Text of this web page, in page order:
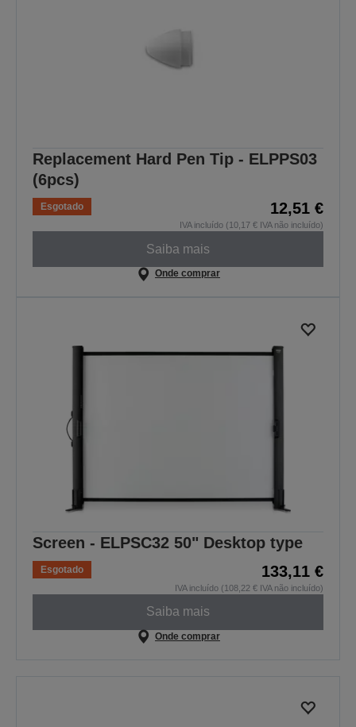
Replacement Hard Pen Tip - ELPPS03
(6pcs)
Esgotado 12,51 €
IVA incluído (10,17 € IVA não incluído)
Saiba mais
Onde comprar
Screen - ELPSC32 50" Desktop type
Esgotado 133,11 €
IVA incluído (108,22 € IVA não incluído)
Saiba mais
Onde comprar